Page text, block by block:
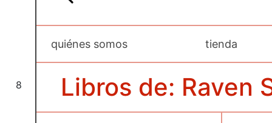
8
quiénes somos tienda
Libros de: Raven